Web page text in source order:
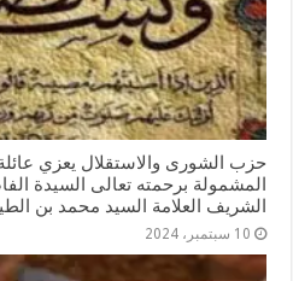
حزب الشورى والاستقلال يعزي
المشمولة برحمته تعالى السيدة
الشريف العلامة السيد محمد بن
10 سبتمبر، 2024